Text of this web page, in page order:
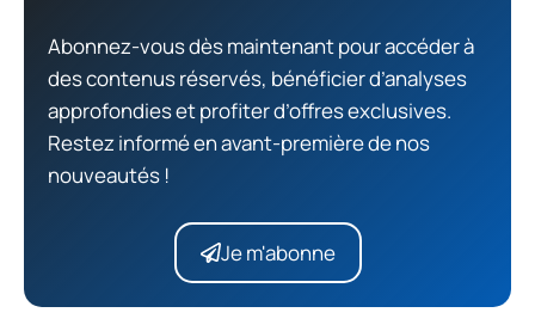
Abonnez-vous dès maintenant pour accéder à
des contenus réservés, bénéficier d’analyses
approfondies et profiter d’offres exclusives.
Restez informé en avant-première de nos
nouveautés !
Je m'abonne